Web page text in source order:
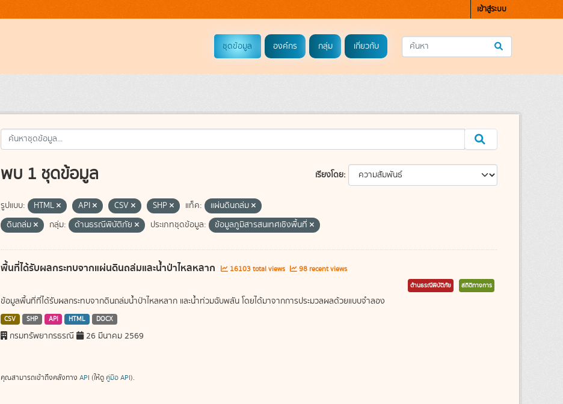
เข้าสู่ระบบ
ชุดข้อมูล องค์กร กลุ่ม เกี่ยวกับ
เรียงโดย
พบ 1 ชุดข้อมูล
รูปแบบ: HTML API CSV SHP แท็ค:
แผ่นดินถล่ม
ดินถล่ม
กลุ่ม: ด้านธรณีพิบัติภัย ประเภทชุดข้อมูล: ข้อมูลภูมิสารสนเทศเชิงพื้นที่
พื้นที่ได้รับผลกระทบจากแผ่นดินถล่มและน้ำป่าไหลหลาก 16103 total views 98 recent views
ด้านธรณีพิบัติภัย สถิติทางการ
ข้อมูลพื้นที่ที่ได้รับผลกระทบจากดินถล่มน้ำป่าไหลหลาก และน้ำท่วมฉับพลัน โดยได้มาจากการประมวลผลด้วยแบบจำลอง
CSV SHP API HTML DOCX
กรมทรัพยากรธรณี 26 มีนาคม 2569
คุณสามารถเข้าถึงคลังทาง API (ให้ดู คู่มือ API).